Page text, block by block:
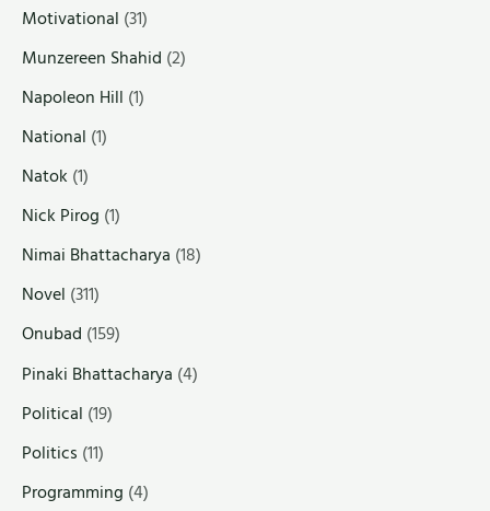
Motivational (31)
Munzereen Shahid (2)
Napoleon Hill (1)
National (1)
Natok (1)
Nick Pirog (1)
Nimai Bhattacharya (18)
Novel (311)
Onubad (159)
Pinaki Bhattacharya (4)
Political (19)
Politics (11)
Programming (4)